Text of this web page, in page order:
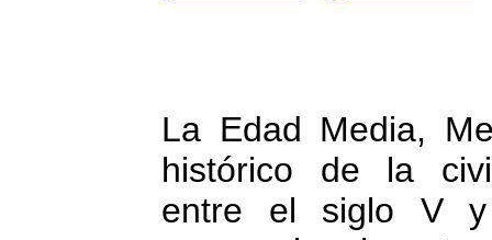
La Edad Media,
histórico de la
entre el siglo V